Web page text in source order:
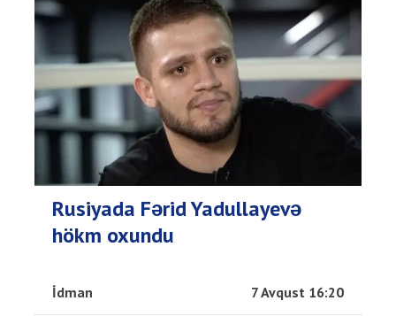
Rusiyada Fərid Yadullayevə
hökm oxundu
İdman 7 Avqust 16:20